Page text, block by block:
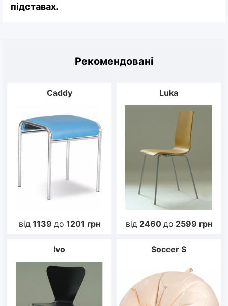
підставах.
Рекомендовані
Caddy
від 1139 до 1201 грн
Luka
від 2460 до 2599 грн
Ivo Soccer S